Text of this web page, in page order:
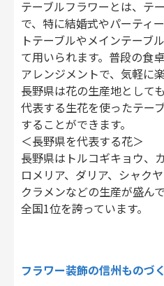
テーブルフラワーとは、テ
で、特に結婚式やパーティ
トテーブルやメインテーブ
て用いられます。普段の食
アレンジメントで、気軽に
長野県は花の生産地として
代表する生花を使ったテー
することができます。
＜長野県を代表する花＞
長野県はトルコギキョウ、
ロメリア、ダリア、シャク
クラメンなどの生産が盛ん
全国1位を誇っています。
フラワー装飾の信州ものづ